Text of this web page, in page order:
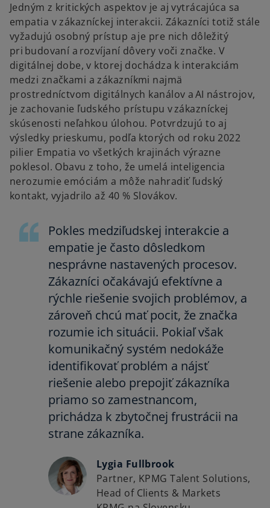
Jedným z kritických aspektov je aj vytrácajúca sa
empatia v zákazníckej interakcii. Zákazníci totiž stále
vyžadujú osobný prístup a je pre nich dôležitý
pri budovaní a rozvíjaní dôvery voči značke. V
digitálnej dobe, v ktorej dochádza k interakciám
medzi značkami a zákazníkmi najmä
prostredníctvom digitálnych kanálov a AI nástrojov,
je zachovanie ľudského prístupu v zákazníckej
skúsenosti neľahkou úlohou. Potvrdzujú to aj
výsledky prieskumu, podľa ktorých od roku 2022
pilier Empatia vo všetkých krajinách výrazne
poklesol. Obavu z toho, že umelá inteligencia
nerozumie emóciám a môže nahradiť ľudský
kontakt, vyjadrilo až 40 % Slovákov.
Pokles medziľudskej interakcie a
empatie je často dôsledkom
nesprávne nastavených procesov.
Zákazníci očakávajú efektívne a
rýchle riešenie svojich problémov, a
zároveň chcú mať pocit, že značka
rozumie ich situácii. Pokiaľ však
komunikačný systém nedokáže
identifikovať problém a nájsť
riešenie alebo prepojiť zákazníka
priamo so zamestnancom,
prichádza k zbytočnej frustrácii na
strane zákazníka.
Lygia Fullbrook
Partner, KPMG Talent Solutions,
Head of Clients & Markets